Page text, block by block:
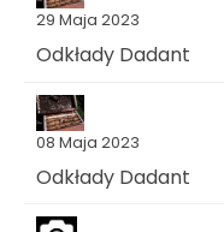
29 Maja 2023
Odkłady Dadant
08 Maja 2023
Odkłady Dadant